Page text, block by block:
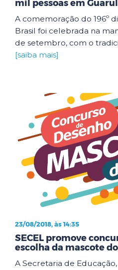
mil pessoas em
A comemoração do 196º
Brasil foi celebrada na
de setembro, com o
[saiba mais]
23/08/2018, às 14:35
SECEL promove
escolha da mascote
A Secretaria de